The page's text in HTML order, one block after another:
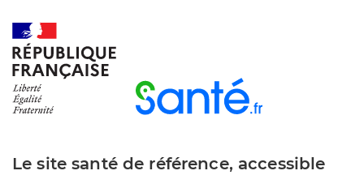
Le site santé de référence, accessible